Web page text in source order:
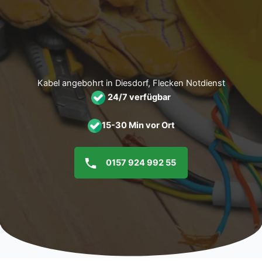
Inhalt
Kabel angebohrt in Diesdorf, Flecken Notdienst
24/7 verfügbar
15-30 Min vor Ort
0157 924 992 55